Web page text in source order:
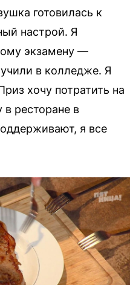
готовилась к
настрой. Я
экзамену —
в колледже. Я
хочу потратить на
в ресторане в
я все